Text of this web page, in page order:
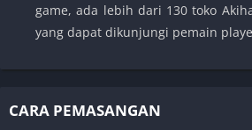
game, ada lebih dari 130 toko
yang dapat dikunjungi pemain
CARA PEMASANGAN